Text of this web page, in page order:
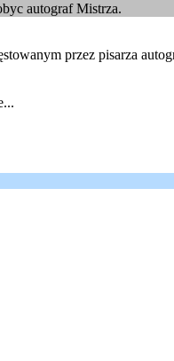
autograf Mistrza.
przez pisarza